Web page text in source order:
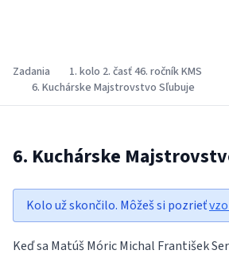
Zadania
1. kolo 2. časť 46. ročník KMS
6. Kuchárske Majstrovstvo Sľubuje
6. Kuchárske
Kolo už skončilo. Môžeš si pozrieť
Keď sa Matúš Móric Michal František